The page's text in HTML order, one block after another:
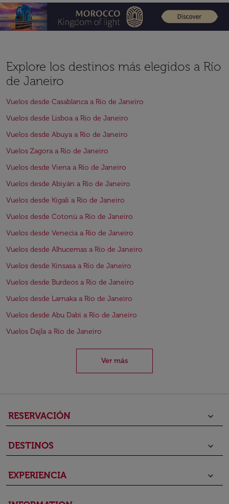
Explore los destinos más elegidos a Río
de Janeiro
Vuelos desde Casablanca a Río de Janeiro
Vuelos desde Lisboa a Río de Janeiro
Vuelos desde Abuya a Río de Janeiro
Vuelos Zagora a Río de Janeiro
Vuelos desde Viena a Río de Janeiro
Vuelos desde Abiyán a Río de Janeiro
Vuelos desde Kigali a Río de Janeiro
Vuelos desde Cotonú a Río de Janeiro
Vuelos desde Venecia a Río de Janeiro
Vuelos desde Alhucemas a Río de Janeiro
Vuelos desde Kinsasa a Río de Janeiro
Vuelos desde Burdeos a Río de Janeiro
Vuelos desde Larnaka a Río de Janeiro
Vuelos desde Abu Dabi a Río de Janeiro
Vuelos Dajla a Río de Janeiro
Ver más
RESERVACIÓN keyboard_arrow_down
DESTINOS keyboard_arrow_down
EXPERIENCIA keyboard_arrow_down